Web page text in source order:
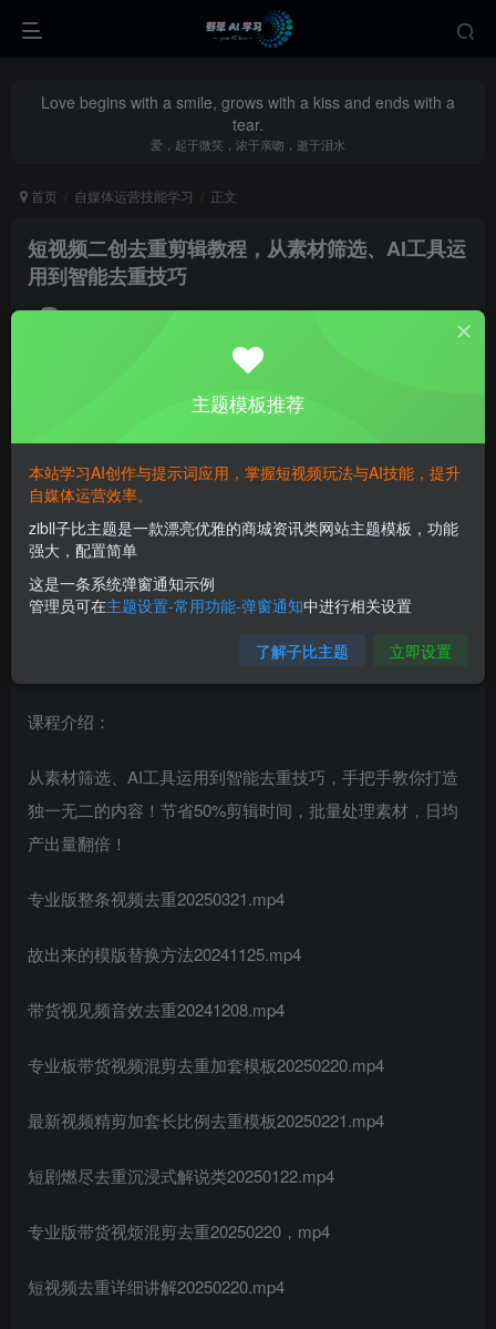
Love begins with a smile, grows with a kiss and ends with a
tear.
爱，起于微笑，浓于亲吻，逝于泪水
首页 自媒体运营技能学习 正文
短视频二创去重剪辑教程，从素材筛选、AI工具运
用到智能去重技巧
私信
课程介绍：
从素材筛选、AI工具运用到智能去重技巧，手把手教你打造
独一无二的内容！节省50%剪辑时间，批量处理素材，日均
产出量翻倍！
专业版整条视频去重20250321.mp4
故出来的模版替换方法20241125.mp4
带货视见频音效去重20241208.mp4
专业板带货视频混剪去重加套模板20250220.mp4
最新视频精剪加套长比例去重模板20250221.mp4
短剧燃尽去重沉浸式解说类20250122.mp4
专业版带货视烦混剪去重20250220，mp4
短视频去重详细讲解20250220.mp4
主题模板推荐
本站学习AI创作与提示词应用，掌握短视频玩法与AI技能，提升
自媒体运营效率。
zibll子比主题是一款漂亮优雅的商城资讯类网站主题模板，功能
强大，配置简单
这是一条系统弹窗通知示例
管理员可在主题设置-常用功能-弹窗通知中进行相关设置
了解子比主题 立即设置